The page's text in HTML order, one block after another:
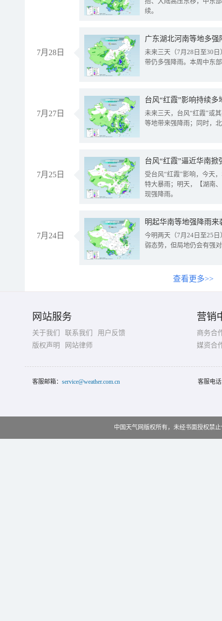
续。
7月28日
广东湖北河南等地多
未来三天（7月28日至30
带仍多强降雨。本周中东
7月27日
台风“红霞”影响持续
未来三天，台风“红霞”或
等地带来强降雨；同时，
7月25日
台风“红霞”逼近华南
受台风“红霞”影响，今天
特大暴雨；明天，【湖南
现强降雨。
7月24日
明起华南等地强降雨
今明两天（7月24日至25
弱态势，但局地仍会有强
查看更多>>
网站服务
关于我们 联系我们
用户反馈
版权声明
网站律师
营销
商务合
媒资合
客服邮箱： service@weather.com.cn 客服电
中国天气网版权所有，未经书面授权